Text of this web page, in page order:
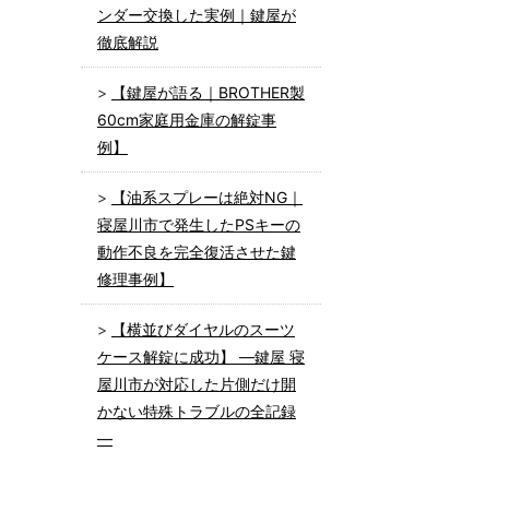
ンダー交換した実例｜鍵屋が
徹底解説
【鍵屋が語る｜BROTHER製
60cm家庭用金庫の解錠事
例】
【油系スプレーは絶対NG｜
寝屋川市で発生したPSキーの
動作不良を完全復活させた鍵
修理事例】
【横並びダイヤルのスーツ
ケース解錠に成功】 ―鍵屋 寝
屋川市が対応した片側だけ開
かない特殊トラブルの全記録
―